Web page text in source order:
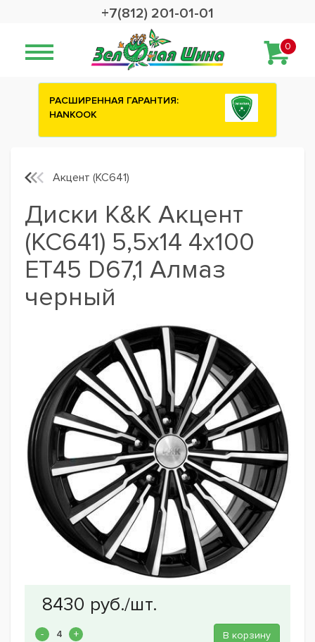
+7(812) 201-01-01
0
Сashback 2500 рублей на зимние
Акцент (КС641)
Диски K&K Акцент
(КС641) 5,5x14 4x100
ET45 D67,1 Алмаз
черный
В корзину